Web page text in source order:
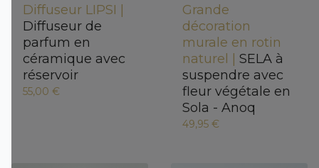
Diffuseur LIPSI |
Diffuseur de
parfum en
céramique avec
réservoir
55,00 €
Grande
décoration
murale en rotin
naturel | SELA à
suspendre avec
fleur végétale en
Sola - Anoq
49,95 €